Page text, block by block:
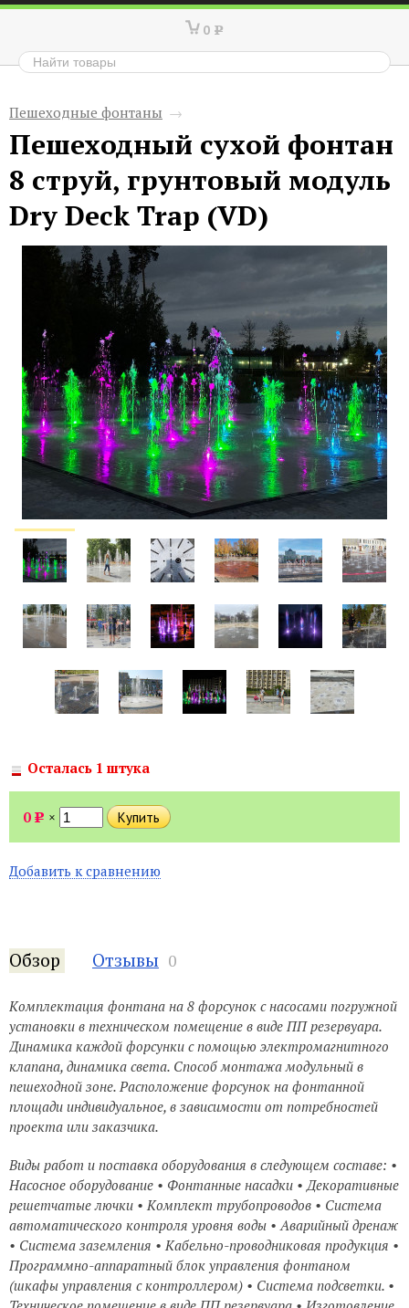
0 Р
Пешеходные фонтаны →
Пешеходный сухой фонтан
8 струй, грунтовый модуль
Dry Deck Trap (VD)
Осталась 1 штука
0 Р ×
Добавить к сравнению
Обзор Отзывы 0
Комплектация фонтана на 8 форсунок с насосами погружной
установки в техническом помещение в виде ПП резервуара.
Динамика каждой форсунки с помощью электромагнитного
клапана, динамика света. Способ монтажа модульный в
пешеходной зоне. Расположение форсунок на фонтанной
площади индивидуальное, в зависимости от потребностей
проекта или заказчика.
Виды работ и поставка оборудования в следующем составе: •
Насосное оборудование • Фонтанные насадки • Декоративные
решетчатые лючки • Комплект трубопроводов • Система
автоматического контроля уровня воды • Аварийный дренаж
• Система заземления • Кабельно-проводниковая продукция •
Программно-аппаратный блок управления фонтаном
(шкафы управления с контроллером) • Система подсветки. •